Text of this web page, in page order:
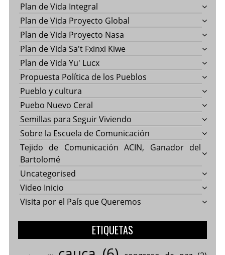
Plan de Vida Integral
Plan de Vida Proyecto Global
Plan de Vida Proyecto Nasa
Plan de Vida Sa't Fxinxi Kiwe
Plan de Vida Yu' Lucx
Propuesta Política de los Pueblos
Pueblo y cultura
Puebo Nuevo Ceral
Semillas para Seguir Viviendo
Sobre la Escuela de Comunicación
Tejido de Comunicación ACIN, Ganador del
Bartolomé
Uncategorised
Video Inicio
Visita por el País que Queremos
ETIQUETAS